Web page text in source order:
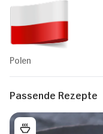
Polen
Passende Rezepte